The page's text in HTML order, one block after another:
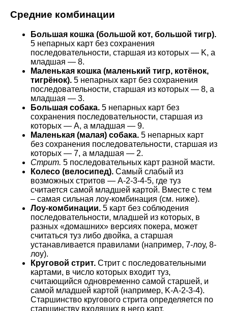
Средние комбинации
Большая кошка (большой кот, большой тигр).
5 непарных карт без сохранения
последовательности, старшая из которых — K, а
младшая — 8.
Маленькая кошка (маленький тигр, котёнок,
тигрёнок). 5 непарных карт без сохранения
последовательности, старшая из которых — 8, а
младшая — 3.
Большая собака. 5 непарных карт без
сохранения последовательности, старшая из
которых — A, а младшая — 9.
Маленькая (малая) собака. 5 непарных карт
без сохранения последовательности, старшая из
которых — 7, а младшая — 2.
Стрит. 5 последовательных карт разной масти.
Колесо (велосипед). Самый слабый из
возможных стритов — A-2-3-4-5, где туз
считается самой младшей картой. Вместе с тем
– самая сильная лоу-комбинация (см. ниже).
Лоу-комбинации. 5 карт без соблюдения
последовательности, младшей из которых, в
разных «домашних» версиях покера, может
считаться туз либо двойка, а старшая
устанавливается правилами (например, 7-лоу, 8-
лоу).
Круговой стрит. Стрит с последовательными
картами, в число которых входит туз,
считающийся одновременно самой старшей, и
самой младшей картой (например, K-A-2-3-4).
Старшинство кругового стрита определяется по
старшинству входящих в него карт.